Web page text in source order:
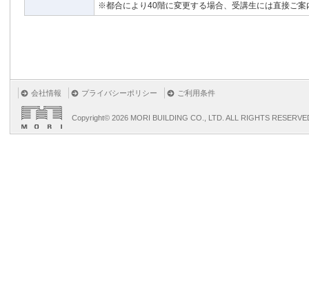
※都合により40階に変更する場合、受講生には直接ご案
会社情報 プライバシーポリシー ご利用条件
Copyright© 2026 MORI BUILDING CO., LTD. ALL RIGHTS